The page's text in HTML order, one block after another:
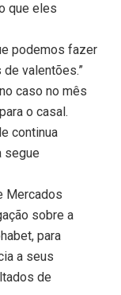
que eles
podemos fazer
valentões.”
caso no mês
o casal.
continua
segue
Mercados
sobre a
para
a seus
de